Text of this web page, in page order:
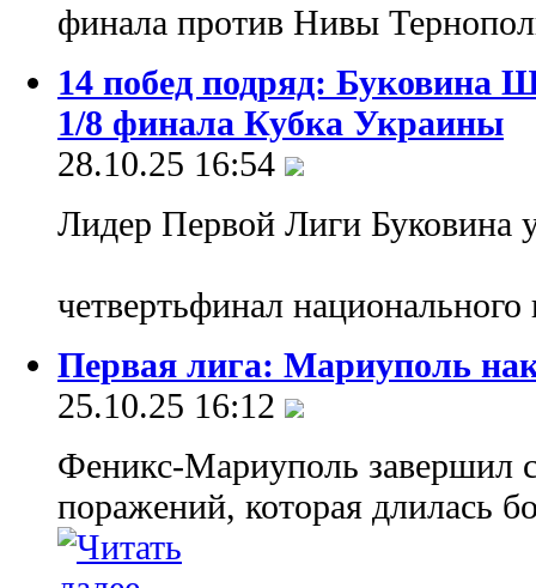
финала против Нивы
14 побед подряд: Буковина
1/8 финала Кубка Украины
28.10.25 16:54
Лидер Первой Лиги Буковина
четвертьфинал
Первая лига: Мариуполь
25.10.25 16:12
Феникс-Мариуполь завершил
поражений, которая длилась